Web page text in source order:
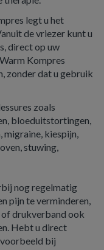
legt u het
de vriezer kunt u
direct op uw
Kompres
zonder dat u gebruik
zoals
bloeduitstortingen,
kiespijn,
stuwing,
nog regelmatig
pijn te verminderen,
of drukverband ook
Hebt u direct
bij